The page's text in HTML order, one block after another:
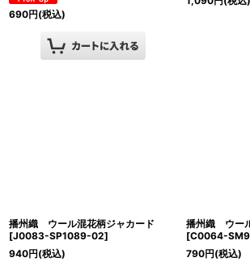
690円(税込)
播州織 ウール混花柄ジャカード
[J0083-SP1089-02]
940円(税込)
播州織 ウー
[C0064-
790円(税込)